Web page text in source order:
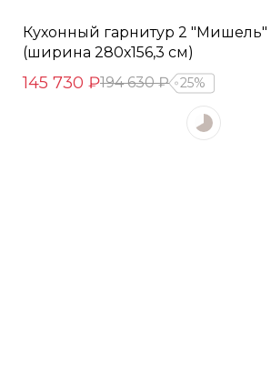
Кухонный гарнитур 2 "Мишель"
(ширина 280х156,3 см)
145 730 ₽194 630 ₽ 25%